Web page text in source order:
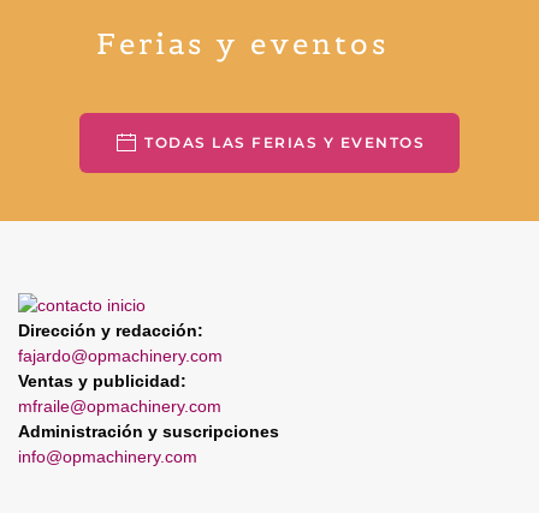
Ferias y eventos
TODAS LAS FERIAS Y EVENTOS
Dirección y redacción:
fajardo@opmachinery.com
Ventas y publicidad:
mfraile@opmachinery.com
Administración y suscripciones
info@opmachinery.com